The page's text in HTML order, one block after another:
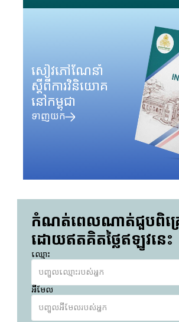
សៀវភៅណែនាំ
ស្តីពីការវិនិយោគ
នៅកម្ពុជា
ទាញយក
កំណត់ពេលណាត់ជួបពិគ្រ
ដោយឥតគិតថ្លៃឥឡូវនេះ
ឈ្មោះ
អ៊ីមែល